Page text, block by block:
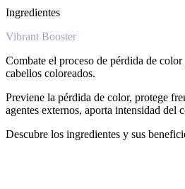
Ingredientes
Vibrant Booster
Combate el proceso de pérdida de
cabellos coloreados.
Previene la pérdida de color, protege
agentes externos, aporta intensidad del
Descubre los ingredientes y sus